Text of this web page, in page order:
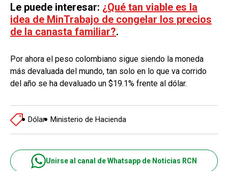
Le puede interesar: ¿Qué tan viable es la
idea de MinTrabajo de congelar los precios
de la canasta familiar?.
Por ahora el peso colombiano sigue siendo la moneda
más devaluada del mundo, tan solo en lo que va corrido
del año se ha devaluado un $19.1% frente al dólar.
Dólar Ministerio de Hacienda
Unirse al canal de Whatsapp de Noticias RCN